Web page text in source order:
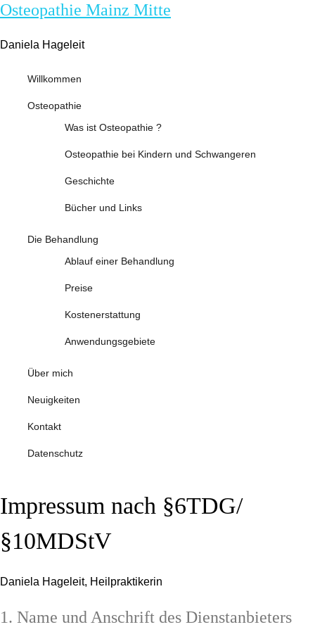
Osteopathie Mainz Mitte
Daniela Hageleit
Willkommen
Osteopathie
Was ist Osteopathie ?
Osteopathie bei Kindern und Schwangeren
Geschichte
Bücher und Links
Die Behandlung
Ablauf einer Behandlung
Preise
Kostenerstattung
Anwendungsgebiete
Über mich
Neuigkeiten
Kontakt
Datenschutz
Impressum nach §6TDG/
§10MDStV
Daniela Hageleit, Heilpraktikerin
1. Name und Anschrift des Dienstanbieters